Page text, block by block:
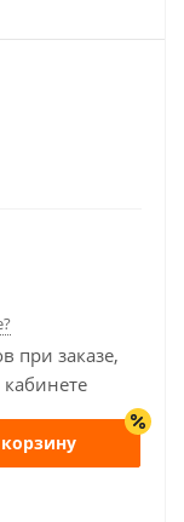
при заказе,